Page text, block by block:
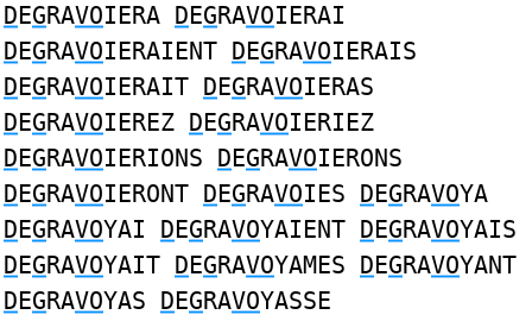
DEGRAVOIERA DEGRAVOIERAI
DEGRAVOIERAIENT DEGRAVOIERAIS
DEGRAVOIERAIT DEGRAVOIERAS
DEGRAVOIEREZ DEGRAVOIERIEZ
DEGRAVOIERIONS DEGRAVOIERONS
DEGRAVOIERONT DEGRAVOIES DEGRAVOYA
DEGRAVOYAI DEGRAVOYAIENT DEGRAVOYAIS
DEGRAVOYAIT DEGRAVOYAMES DEGRAVOYANT
DEGRAVOYAS DEGRAVOYASSE